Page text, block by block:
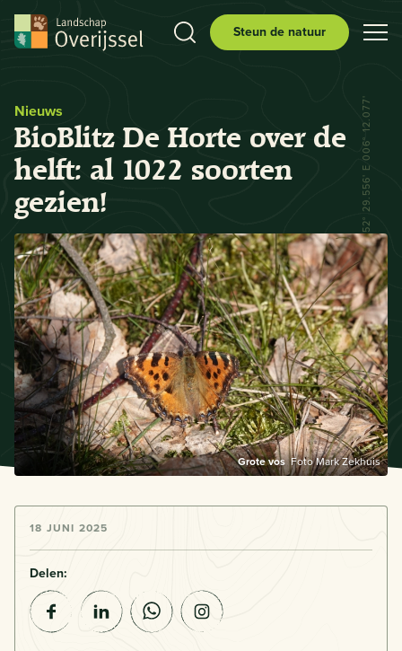
Steun de natuur
Nieuws
BioBlitz De Horte over de
helft: al 1022 soorten
gezien!
Grote vosFoto Mark Zekhuis
N 52° 29.556' E 006° 12.077'
18 JUNI 2025
Delen: